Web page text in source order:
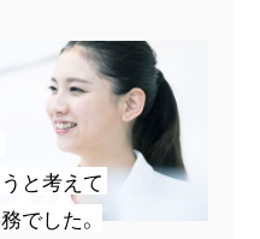
と考えて
でした。